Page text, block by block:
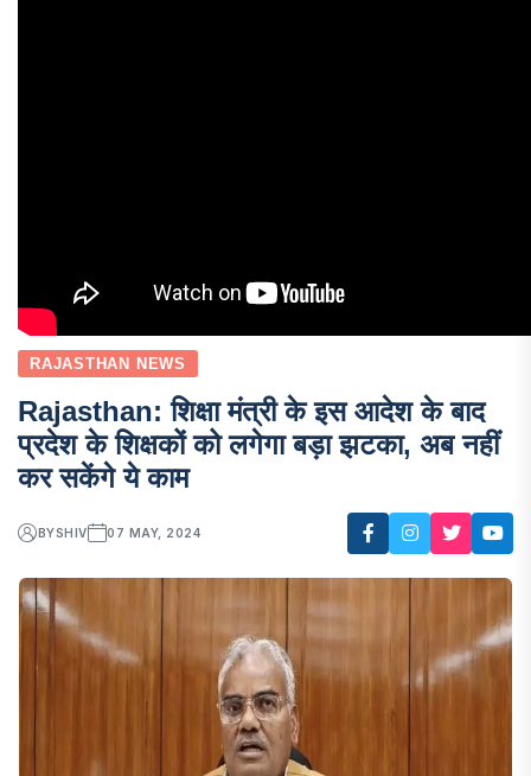
RAJASTHAN NEWS
Rajasthan: शिक्षा मंत्री के इस आदेश के बाद
प्रदेश के शिक्षकों को लगेगा बड़ा झटका, अब नहीं
कर सकेंगे ये काम
BYSHIV 07 MAY, 2024